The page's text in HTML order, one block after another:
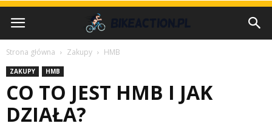
Strona główna Zakupy HMB
ZAKUPY HMB
CO TO JEST HMB I JAK
DZIAŁA?